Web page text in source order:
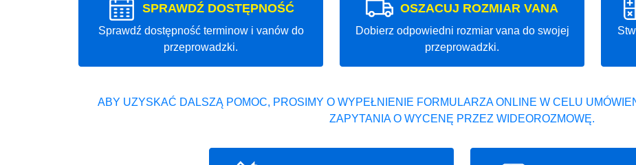
SPRAWDŹ DOSTĘPNOŚĆ
Sprawdź dostępność terminow i vanów do
przeprowadzki.
OSZACUJ ROZMIAR VANA
Dobierz odpowiedni rozmiar vana do swojej
przeprowadzki.
ABY UZYSKAĆ DALSZĄ POMOC, PROSIMY O WYPEŁNIENIE FORMULARZA ONLINE W CELU
ZAPYTANIA O WYCENĘ PRZEZ WIDEOROZMOWĘ.